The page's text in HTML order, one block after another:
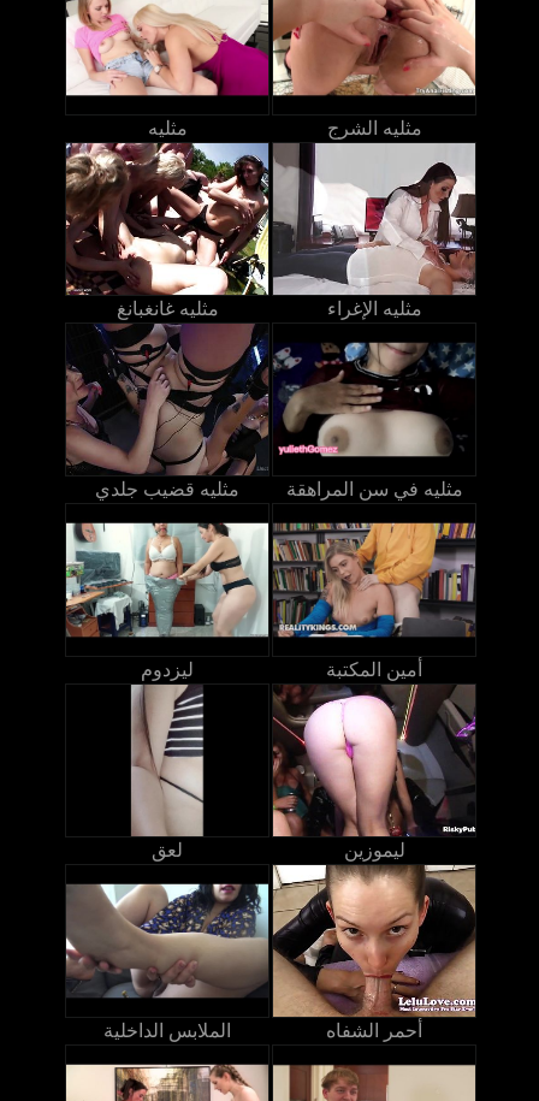
مثليه مثليه الشرج
مثليه غانغبانغ مثليه الإغراء
مثليه قضيب جلدي مثليه في سن المراهقة
ليزدوم أمين المكتبة
لعق ليموزين
الملابس الداخلية أحمر الشفاه